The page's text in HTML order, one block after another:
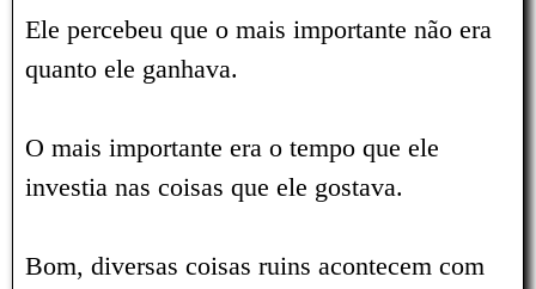
Ele percebeu que o mais importante não era
quanto ele ganhava.
O mais importante era o tempo que ele
investia nas coisas que ele gostava.
Bom, diversas coisas ruins acontecem com